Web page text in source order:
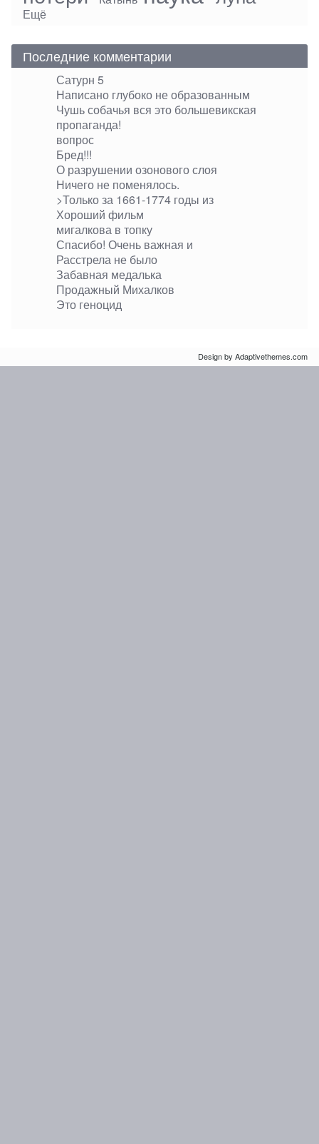
Ещё
Последние комментарии
Сатурн 5
Написано глубоко не образованным
Чушь собачья вся это большевикская
пропаганда!
вопрос
Бред!!!
О разрушении озонового слоя
Ничего не поменялось.
>Только за 1661-1774 годы из
Хороший фильм
мигалкова в топку
Спасибо! Очень важная и
Расстрела не было
Забавная медалька
Продажный Михалков
Это геноцид
Design by Adaptivethemes.com